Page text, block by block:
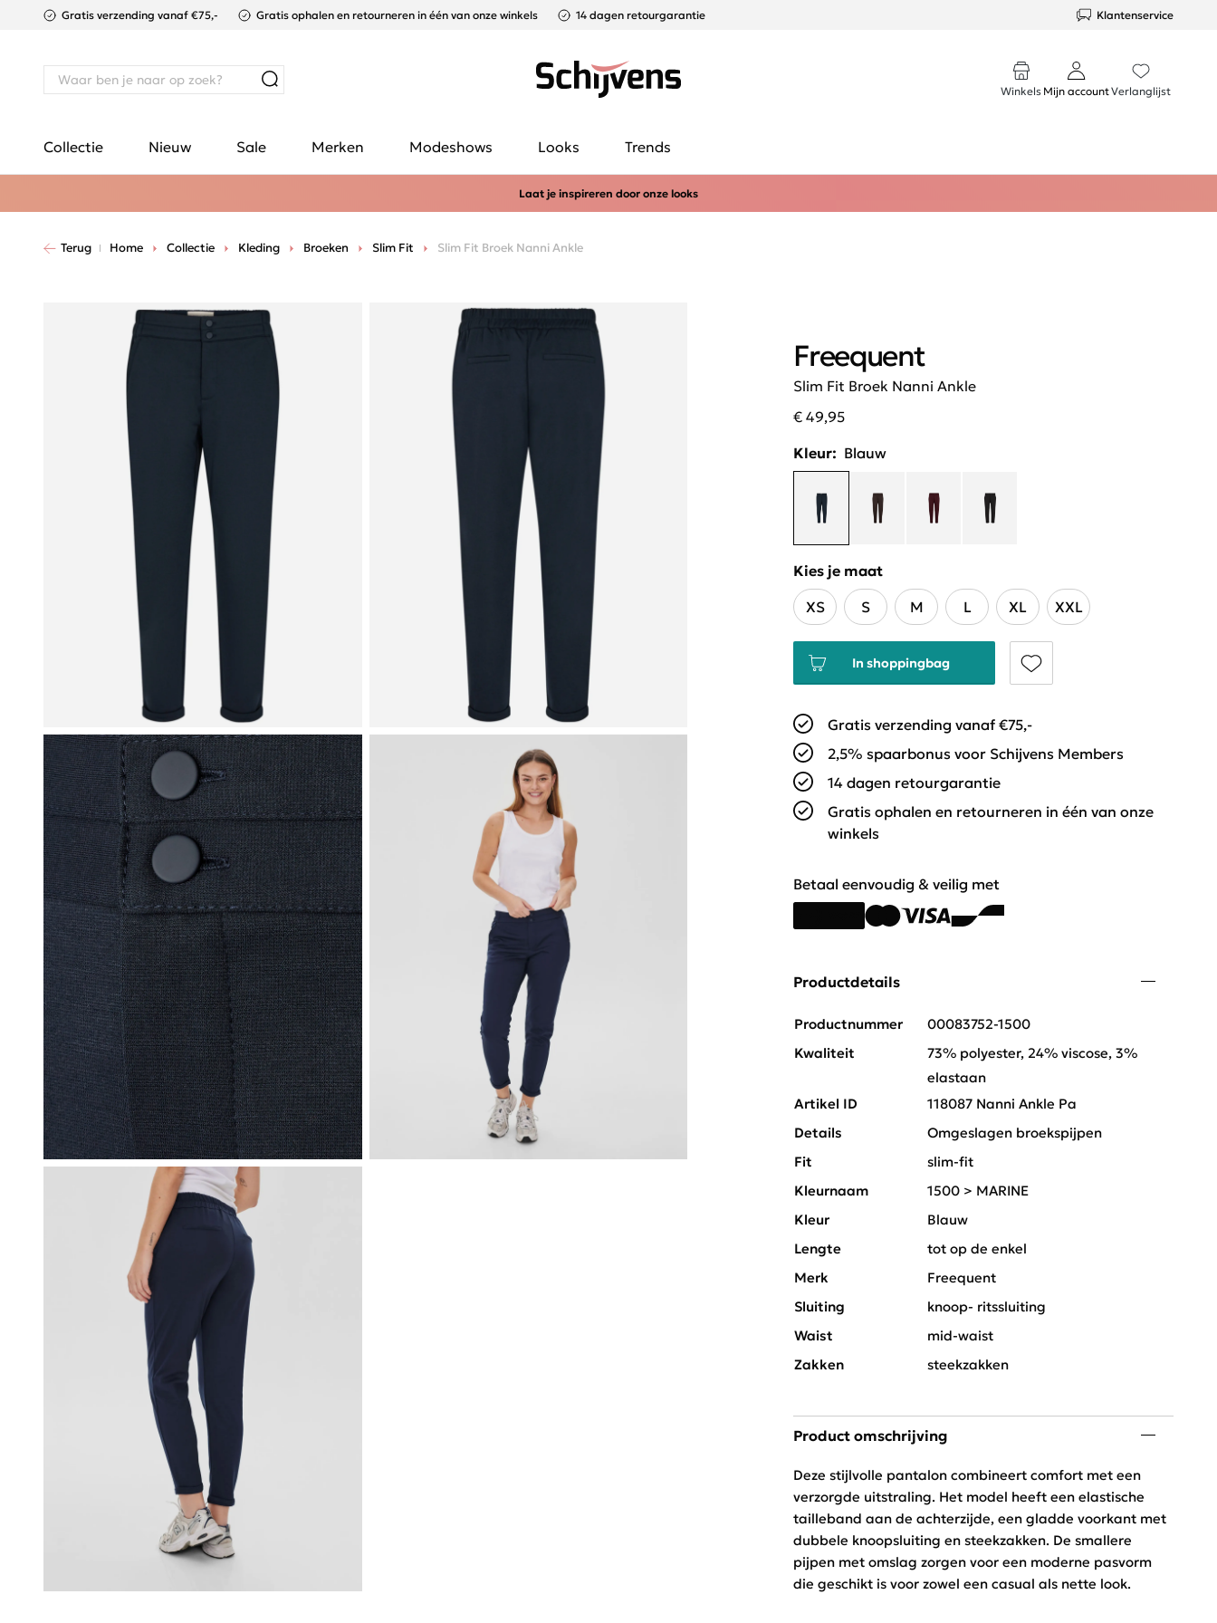
Gratis verzending vanaf €75,- Gratis ophalen en retourneren in één van onze winkels 14 dagen retourgarantie Klantenservice
Winkels Mijn accountVerlanglijst
Collectie Nieuw Sale Merken Modeshows Looks Trends
Laat je inspireren door onze looks
Terug Home Collectie Kleding Broeken Slim Fit Slim Fit Broek Nanni Ankle
Slim Fit Broek Nanni Ankle
Freequent
€ 49,95
Kleur: Blauw
Kies je maat
XS
S M L XL XXL
In shoppingbag
Gratis verzending vanaf €75,-
2,5% spaarbonus voor Schijvens Members
14 dagen retourgarantie
Gratis ophalen en retourneren in één van onze
winkels
Betaal eenvoudig & veilig met
Productdetails
Productnummer
00083752-1500
Kwaliteit
73% polyester, 24% viscose, 3%
elastaan
Artikel ID
118087 Nanni Ankle Pa
Details
Omgeslagen broekspijpen
Fit
slim-fit
Kleurnaam
1500 > MARINE
Kleur
Blauw
Lengte
tot op de enkel
Merk
Freequent
Sluiting
knoop- ritssluiting
Waist
mid-waist
Zakken
steekzakken
Product omschrijving
Deze stijlvolle pantalon combineert comfort met een
verzorgde uitstraling. Het model heeft een elastische
tailleband aan de achterzijde, een gladde voorkant met
dubbele knoopsluiting en steekzakken. De smallere
pijpen met omslag zorgen voor een moderne pasvorm
die geschikt is voor zowel een casual als nette look.